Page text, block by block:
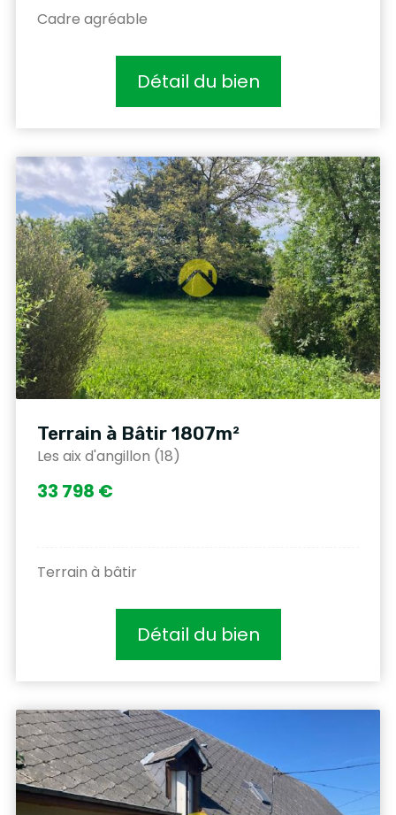
Cadre agréable
Détail du bien
Terrain à Bâtir 1807m²
Les aix d'angillon (18)
33 798 €
Terrain à bâtir
Détail du bien